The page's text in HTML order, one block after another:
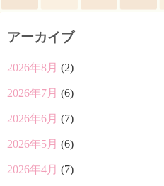
アーカイブ
2026年8月 (2)
2026年7月 (6)
2026年6月 (7)
2026年5月 (6)
2026年4月 (7)